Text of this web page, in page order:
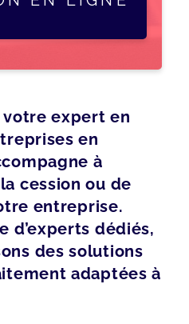
expert en
en
à
cession ou de
entreprise.
d’experts dédiés,
des solutions
adaptées à